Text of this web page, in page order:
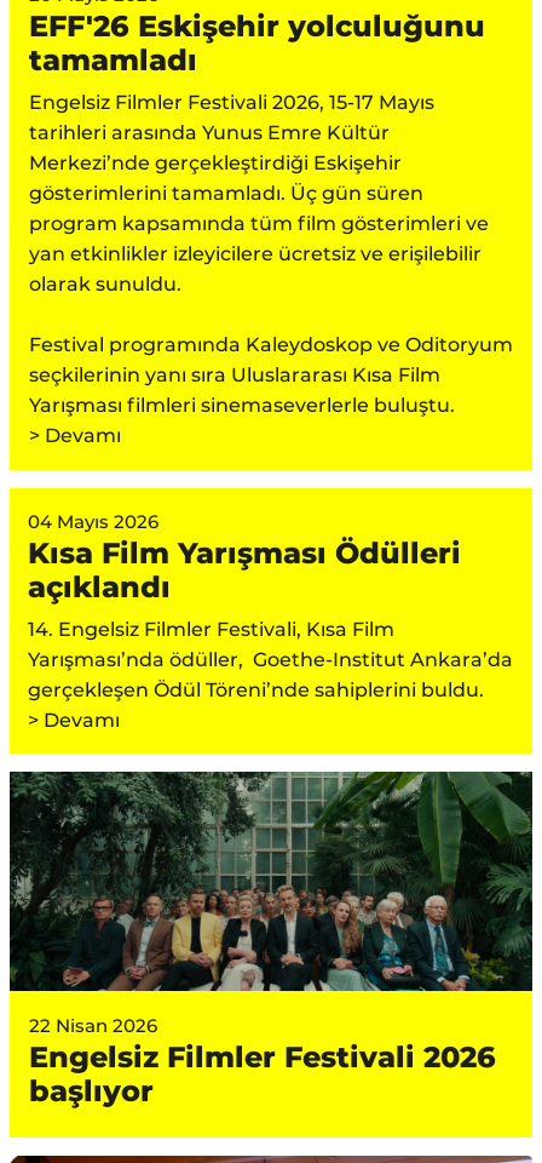
EFF'26 Eskişehir yolculuğunu
tamamladı
Engelsiz Filmler Festivali 2026, 15-17 Mayıs
tarihleri arasında Yunus Emre Kültür
Merkezi’nde gerçekleştirdiği Eskişehir
gösterimlerini tamamladı. Üç gün süren
program kapsamında tüm film gösterimleri ve
yan etkinlikler izleyicilere ücretsiz ve erişilebilir
olarak sunuldu.
Festival programında Kaleydoskop ve Oditoryum
seçkilerinin yanı sıra Uluslararası Kısa Film
Yarışması filmleri sinemaseverlerle buluştu.
> Devamı
04 Mayıs 2026
Kısa Film Yarışması Ödülleri
açıklandı
14. Engelsiz Filmler Festivali, Kısa Film
Yarışması’nda ödüller, Goethe-Institut Ankara’da
gerçekleşen Ödül Töreni’nde sahiplerini buldu.
> Devamı
22 Nisan 2026
Engelsiz Filmler Festivali 2026
başlıyor